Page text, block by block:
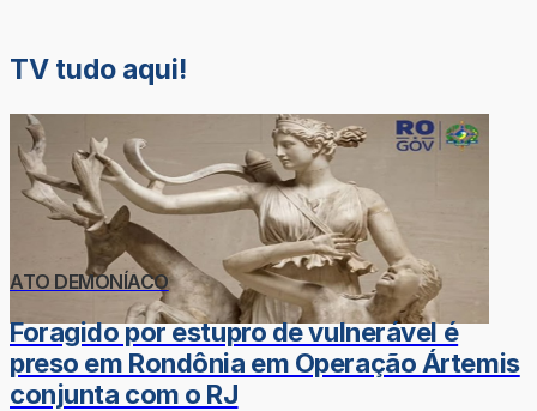
TV tudo aqui!
ATO DEMONÍACO
Foragido por estupro de vulnerável é
preso em Rondônia em Operação Ártemis
conjunta com o RJ